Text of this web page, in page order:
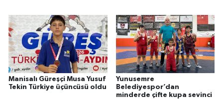
Manisalı Güreşçi Musa Yusuf
Tekin Türkiye üçüncüsü oldu
Yunusemre
Belediyespor’dan
minderde çifte kupa sevinci